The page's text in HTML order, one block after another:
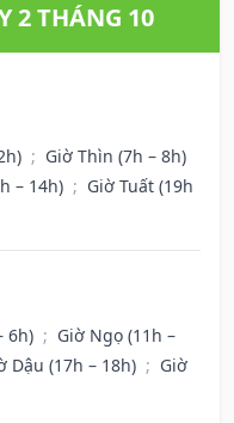
2 THÁNG 10
; Giờ Thìn (7h – 8h)
– 14h) ; Giờ Tuất (19h
6h) ; Giờ Ngọ (11h –
Dậu (17h – 18h) ; Giờ